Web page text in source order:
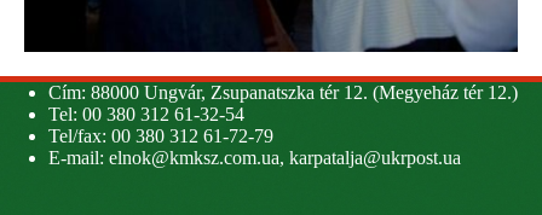
Cím: 88000 Ungvár, Zsupanatszka tér 12. (Megyeház tér 12.)
Tel: 00 380 312 61-32-54
Tel/fax: 00 380 312 61-72-79
E-mail: elnok@kmksz.com.ua, karpatalja@ukrpost.ua